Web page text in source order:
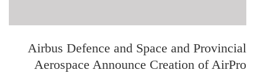
Airbus Defence and Space and Provincial
Aerospace Announce Creation of AirPro